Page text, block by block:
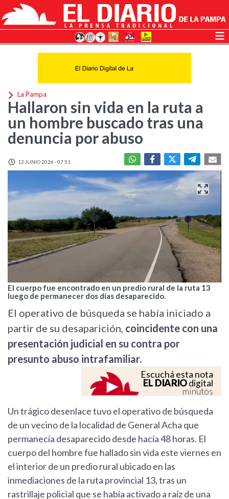
La Pampa
Hallaron sin vida en la ruta a
un hombre buscado tras una
denuncia por abuso
12 JUNIO 2026 - 07:51
El cuerpo fue encontrado en un predio rural de la ruta 13
luego de permanecer dos días desaparecido.
El operativo de búsqueda se había iniciado a
partir de su desaparición, coincidente con una
presentación judicial en su contra por
presunto abuso intrafamiliar.
Escuchá esta nota
EL DIARIOdigital
minutos
Un trágico desenlace tuvo el operativo de búsqueda
de un vecino de la localidad de General Acha que
permanecía desaparecido desde hacía 48 horas. El
cuerpo del hombre fue hallado sin vida este viernes en
el interior de un predio rural ubicado en las
inmediaciones de la ruta provincial 13, tras un
rastrillaje policial que se había activado a raíz de una